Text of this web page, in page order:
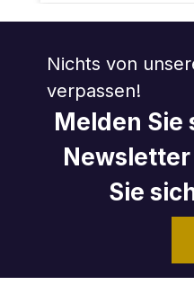
Nichts von
verpassen!
Melden Sie
Sie